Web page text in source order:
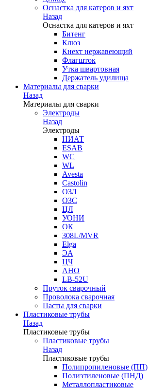
Оснастка для катеров и яхт
Назад
Оснастка для катеров и яхт
Битенг
Клюз
Кнехт нержавеющий
Флагшток
Утка швартовная
Держатель удилища
Материалы для сварки
Назад
Материалы для сварки
Электроды
Назад
Электроды
НИАТ
ESAB
WC
WL
Avesta
Castolin
ОЗЛ
ОЗС
ЦЛ
УОНИ
ОК
308L/MVR
Elga
ЭА
ЦЧ
АНО
LB-52U
Пруток сварочный
Проволока сварочная
Пасты для сварки
Пластиковые трубы
Назад
Пластиковые трубы
Пластиковые трубы
Назад
Пластиковые трубы
Полипропиленовые (ПП)
Полиэтиленовые (ПНД)
Металлопластиковые